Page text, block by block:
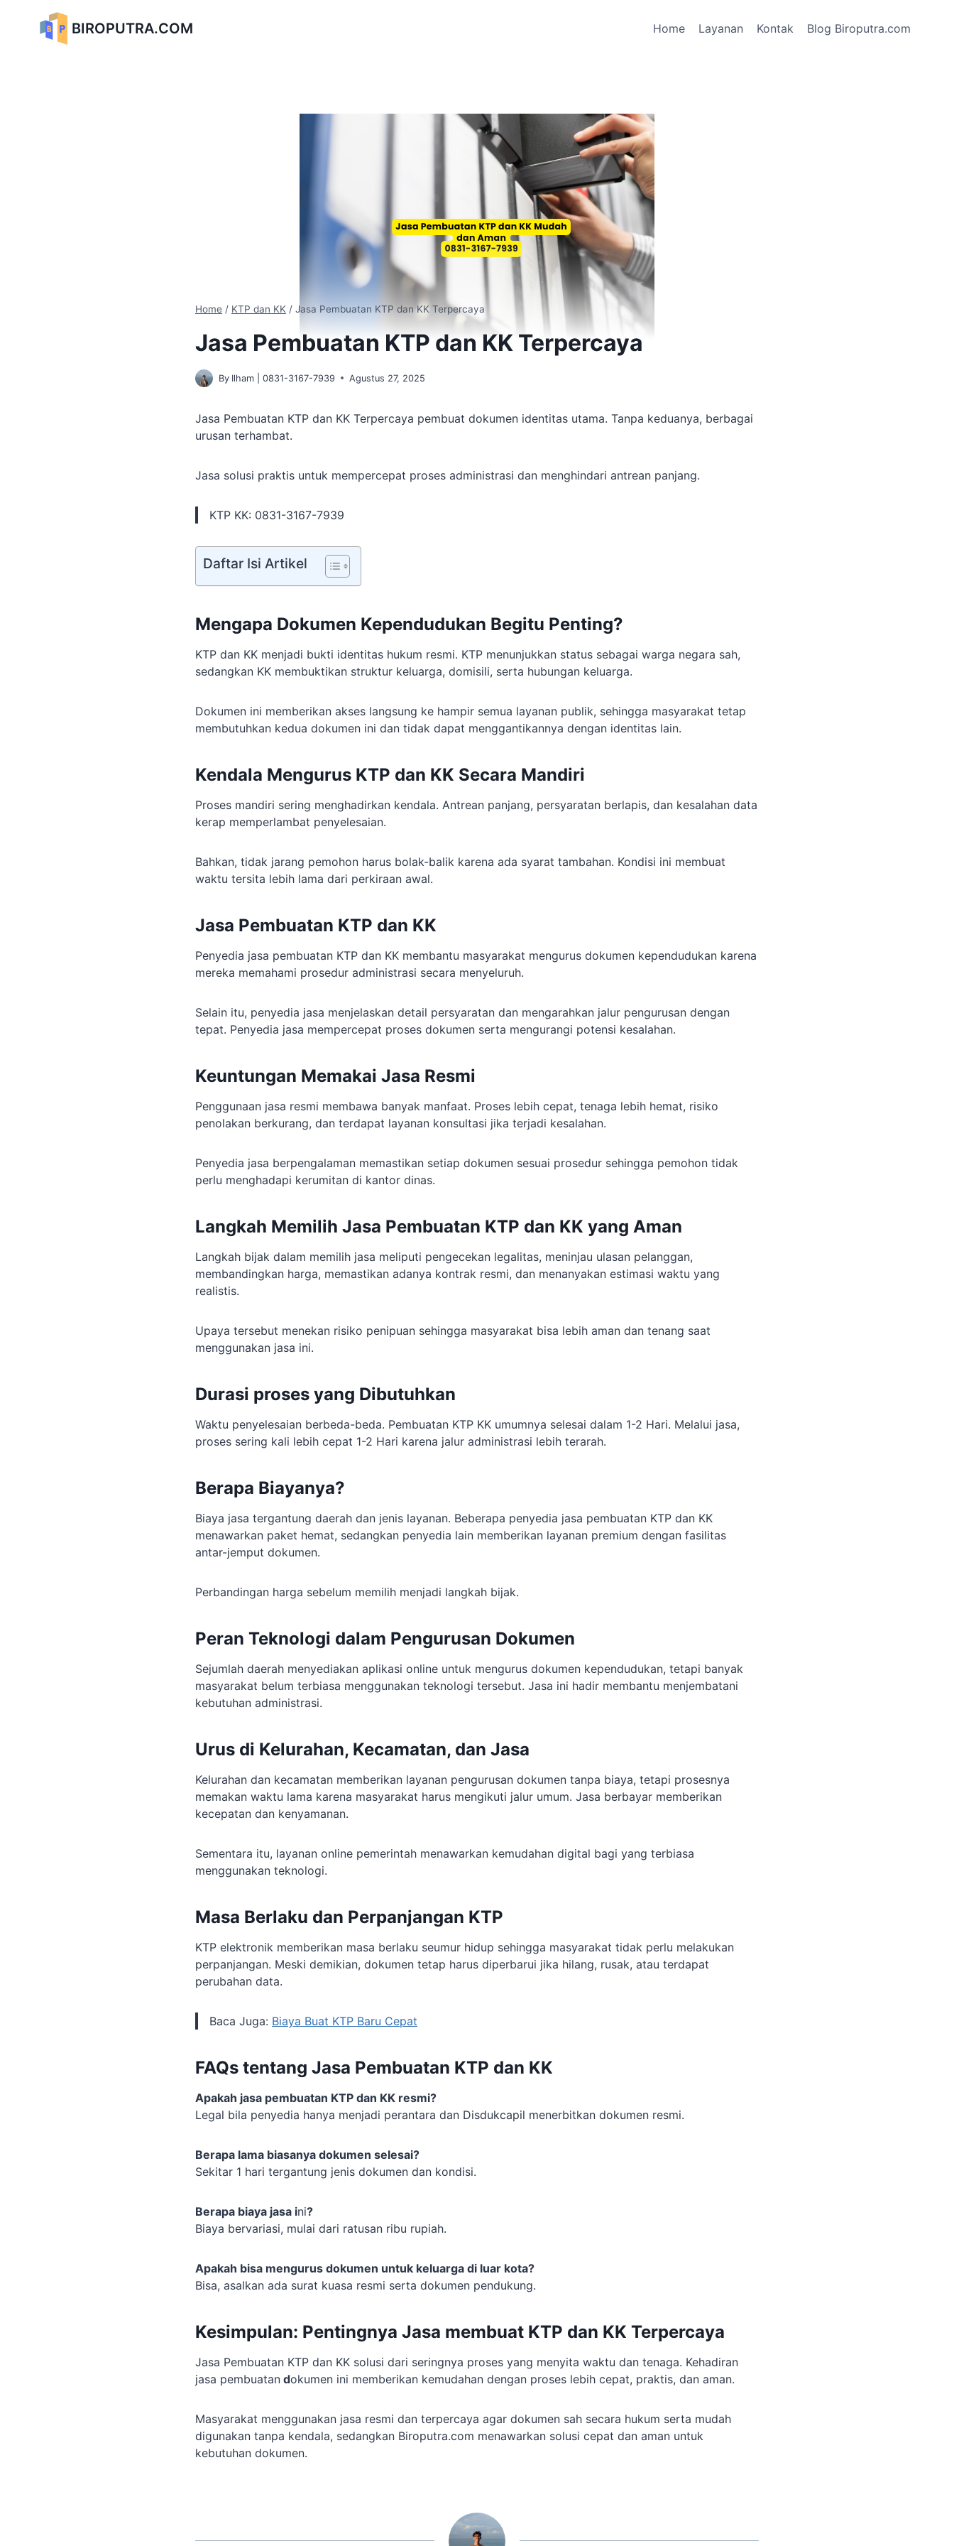
BIROPUTRA.COM Home Layanan Kontak Blog Biroputra.com
Home / KTP dan KK / Jasa Pembuatan KTP dan KK Terpercaya
Jasa Pembuatan KTP dan KK Terpercaya
By Ilham | 0831-3167-7939 Agustus 27, 2025
Jasa Pembuatan KTP dan KK Terpercaya pembuat dokumen identitas utama. Tanpa keduanya, berbagai
urusan terhambat.
Jasa solusi praktis untuk mempercepat proses administrasi dan menghindari antrean panjang.
KTP KK: 0831-3167-7939
Daftar Isi Artikel
Mengapa Dokumen Kependudukan Begitu Penting?
KTP dan KK menjadi bukti identitas hukum resmi. KTP menunjukkan status sebagai warga negara sah,
sedangkan KK membuktikan struktur keluarga, domisili, serta hubungan keluarga.
Dokumen ini memberikan akses langsung ke hampir semua layanan publik, sehingga masyarakat tetap
membutuhkan kedua dokumen ini dan tidak dapat menggantikannya dengan identitas lain.
Kendala Mengurus KTP dan KK Secara Mandiri
Proses mandiri sering menghadirkan kendala. Antrean panjang, persyaratan berlapis, dan kesalahan data
kerap memperlambat penyelesaian.
Bahkan, tidak jarang pemohon harus bolak-balik karena ada syarat tambahan. Kondisi ini membuat
waktu tersita lebih lama dari perkiraan awal.
Jasa Pembuatan KTP dan KK
Penyedia jasa pembuatan KTP dan KK membantu masyarakat mengurus dokumen kependudukan karena
mereka memahami prosedur administrasi secara menyeluruh.
Selain itu, penyedia jasa menjelaskan detail persyaratan dan mengarahkan jalur pengurusan dengan
tepat. Penyedia jasa mempercepat proses dokumen serta mengurangi potensi kesalahan.
Keuntungan Memakai Jasa Resmi
Penggunaan jasa resmi membawa banyak manfaat. Proses lebih cepat, tenaga lebih hemat, risiko
penolakan berkurang, dan terdapat layanan konsultasi jika terjadi kesalahan.
Penyedia jasa berpengalaman memastikan setiap dokumen sesuai prosedur sehingga pemohon tidak
perlu menghadapi kerumitan di kantor dinas.
Langkah Memilih Jasa Pembuatan KTP dan KK yang Aman
Langkah bijak dalam memilih jasa meliputi pengecekan legalitas, meninjau ulasan pelanggan,
membandingkan harga, memastikan adanya kontrak resmi, dan menanyakan estimasi waktu yang
realistis.
Upaya tersebut menekan risiko penipuan sehingga masyarakat bisa lebih aman dan tenang saat
menggunakan jasa ini.
Durasi proses yang Dibutuhkan
Waktu penyelesaian berbeda-beda. Pembuatan KTP KK umumnya selesai dalam 1-2 Hari. Melalui jasa,
proses sering kali lebih cepat 1-2 Hari karena jalur administrasi lebih terarah.
Berapa Biayanya?
Biaya jasa tergantung daerah dan jenis layanan. Beberapa penyedia jasa pembuatan KTP dan KK
menawarkan paket hemat, sedangkan penyedia lain memberikan layanan premium dengan fasilitas
antar-jemput dokumen.
Perbandingan harga sebelum memilih menjadi langkah bijak.
Peran Teknologi dalam Pengurusan Dokumen
Sejumlah daerah menyediakan aplikasi online untuk mengurus dokumen kependudukan, tetapi banyak
masyarakat belum terbiasa menggunakan teknologi tersebut. Jasa ini hadir membantu menjembatani
kebutuhan administrasi.
Urus di Kelurahan, Kecamatan, dan Jasa
Kelurahan dan kecamatan memberikan layanan pengurusan dokumen tanpa biaya, tetapi prosesnya
memakan waktu lama karena masyarakat harus mengikuti jalur umum. Jasa berbayar memberikan
kecepatan dan kenyamanan.
Sementara itu, layanan online pemerintah menawarkan kemudahan digital bagi yang terbiasa
menggunakan teknologi.
Masa Berlaku dan Perpanjangan KTP
KTP elektronik memberikan masa berlaku seumur hidup sehingga masyarakat tidak perlu melakukan
perpanjangan. Meski demikian, dokumen tetap harus diperbarui jika hilang, rusak, atau terdapat
perubahan data.
Baca Juga: Biaya Buat KTP Baru Cepat
FAQs tentang Jasa Pembuatan KTP dan KK
Apakah jasa pembuatan KTP dan KK resmi?
Legal bila penyedia hanya menjadi perantara dan Disdukcapil menerbitkan dokumen resmi.
Berapa lama biasanya dokumen selesai?
Sekitar 1 hari tergantung jenis dokumen dan kondisi.
Berapa biaya jasa ini?
Biaya bervariasi, mulai dari ratusan ribu rupiah.
Apakah bisa mengurus dokumen untuk keluarga di luar kota?
Bisa, asalkan ada surat kuasa resmi serta dokumen pendukung.
Kesimpulan: Pentingnya Jasa membuat KTP dan KK Terpercaya
Jasa Pembuatan KTP dan KK solusi dari seringnya proses yang menyita waktu dan tenaga. Kehadiran
jasa pembuatan dokumen ini memberikan kemudahan dengan proses lebih cepat, praktis, dan aman.
Masyarakat menggunakan jasa resmi dan terpercaya agar dokumen sah secara hukum serta mudah
digunakan tanpa kendala, sedangkan Biroputra.com menawarkan solusi cepat dan aman untuk
kebutuhan dokumen.